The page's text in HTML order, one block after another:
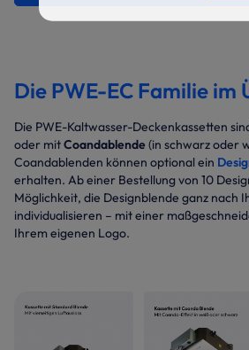
Die PWE-EC Familie im
Die PWE-Kaltwasser-Deckenkassetten
oder mitCoandablende(in schwarz oder
Coandablenden können optional ein
erhalten. Ab einer Bestellung von 10
Möglichkeit, die Designblende ganz nach
individualisieren – mit einer
Ihrem eigenen Logo.